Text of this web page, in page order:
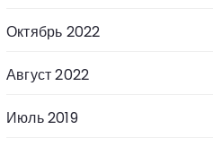
Октябрь 2022
Август 2022
Июль 2019